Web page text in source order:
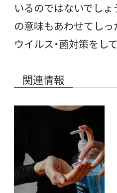
いるのではないでしょう
の意味もあわせてしっ
ウイルス・菌対策をし
関連情報